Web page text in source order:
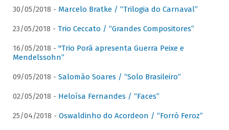
30/05/2018 - Marcelo Bratke / “Trilogia do Carnaval”
23/05/2018 - Trio Ceccato / “Grandes Compositores”
16/05/2018 - "Trio Porã apresenta Guerra Peixe e
Mendelssohn”
09/05/2018 - Salomão Soares / “Solo Brasileiro”
02/05/2018 - Heloísa Fernandes / “Faces”
25/04/2018 - Oswaldinho do Acordeon / “Forró Feroz”